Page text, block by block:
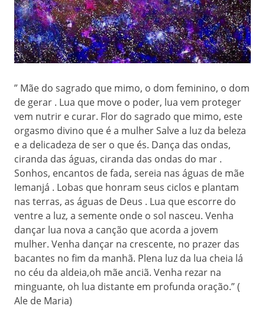
” Mãe do sagrado que mimo, o dom feminino, o dom
de gerar . Lua que move o poder, lua vem proteger
vem nutrir e curar. Flor do sagrado que mimo, este
orgasmo divino que é a mulher Salve a luz da beleza
e a delicadeza de ser o que és. Dança das ondas,
ciranda das águas, ciranda das ondas do mar .
Sonhos, encantos de fada, sereia nas águas de mãe
Iemanjá . Lobas que honram seus ciclos e plantam
nas terras, as águas de Deus . Lua que escorre do
ventre a luz, a semente onde o sol nasceu. Venha
dançar lua nova a canção que acorda a jovem
mulher. Venha dançar na crescente, no prazer das
bacantes no fim da manhã. Plena luz da lua cheia lá
no céu da aldeia,oh mãe anciã. Venha rezar na
minguante, oh lua distante em profunda oração.” (
Ale de Maria)